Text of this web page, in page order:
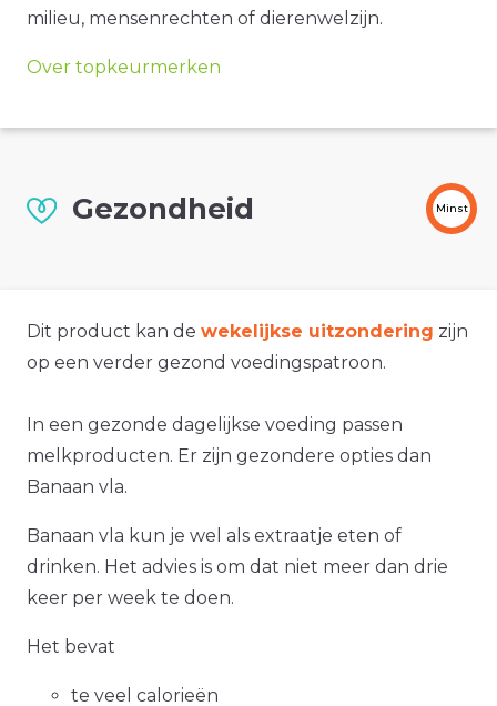
milieu, mensenrechten of dierenwelzijn.
Over topkeurmerken
Gezondheid Minst
Dit product kan de wekelijkse uitzondering zijn
op een verder gezond voedingspatroon.
In een gezonde dagelijkse voeding passen
melkproducten. Er zijn gezondere opties dan
Banaan vla.
Banaan vla kun je wel als extraatje eten of
drinken. Het advies is om dat niet meer dan drie
keer per week te doen.
Het bevat
te veel calorieën